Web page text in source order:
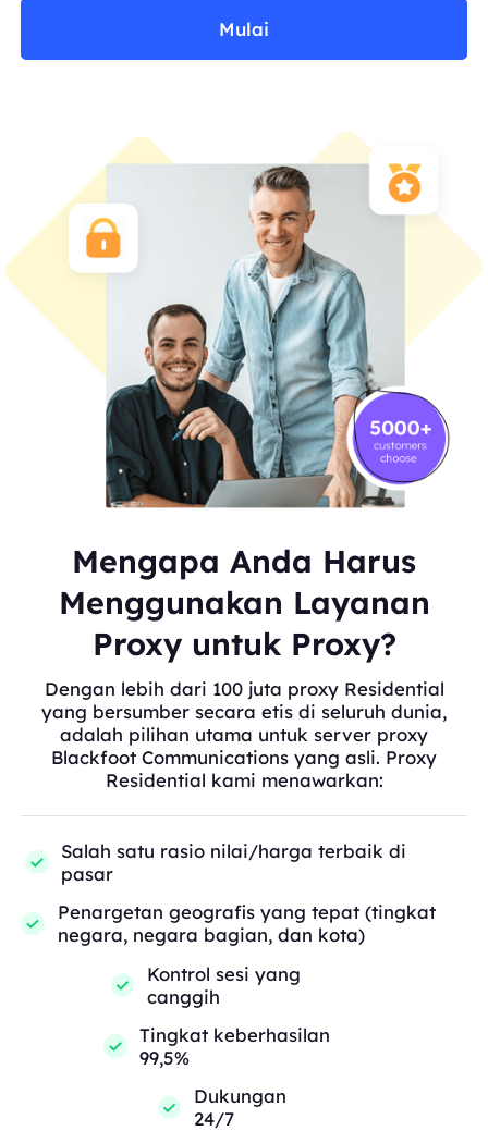
Mulai
Mengapa Anda Harus
Menggunakan Layanan
Proxy untuk Proxy?
Dengan lebih dari 100 juta proxy Residential
yang bersumber secara etis di seluruh dunia,
adalah pilihan utama untuk server proxy
Blackfoot Communications yang asli. Proxy
Residential kami menawarkan:
Salah satu rasio nilai/harga terbaik di
pasar
Penargetan geografis yang tepat (tingkat
negara, negara bagian, dan kota)
Kontrol sesi yang
canggih
Tingkat keberhasilan
99,5%
Dukungan
24/7